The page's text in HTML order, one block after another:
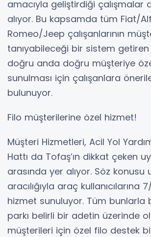
amacıyla geliştirdiği çalışmalar
alıyor. Bu kapsamda tüm Fiat/
Romeo/Jeep çalışanlarının
tanıyabileceği bir sistem
doğru anda doğru müşteriye
sunulması için çalışanlara
bulunuyor.
Filo müşterilerine özel hizmet!
Müşteri Hizmetleri, Acil Yol
Hattı da Tofaş’ın dikkat çeken
arasında yer alıyor. Söz
aracılığıyla araç kullanıcılarına
hizmet sunuluyor. Tüm bunlarla
parkı belirli bir adetin üzerinde
müşterileri için özel filo destek